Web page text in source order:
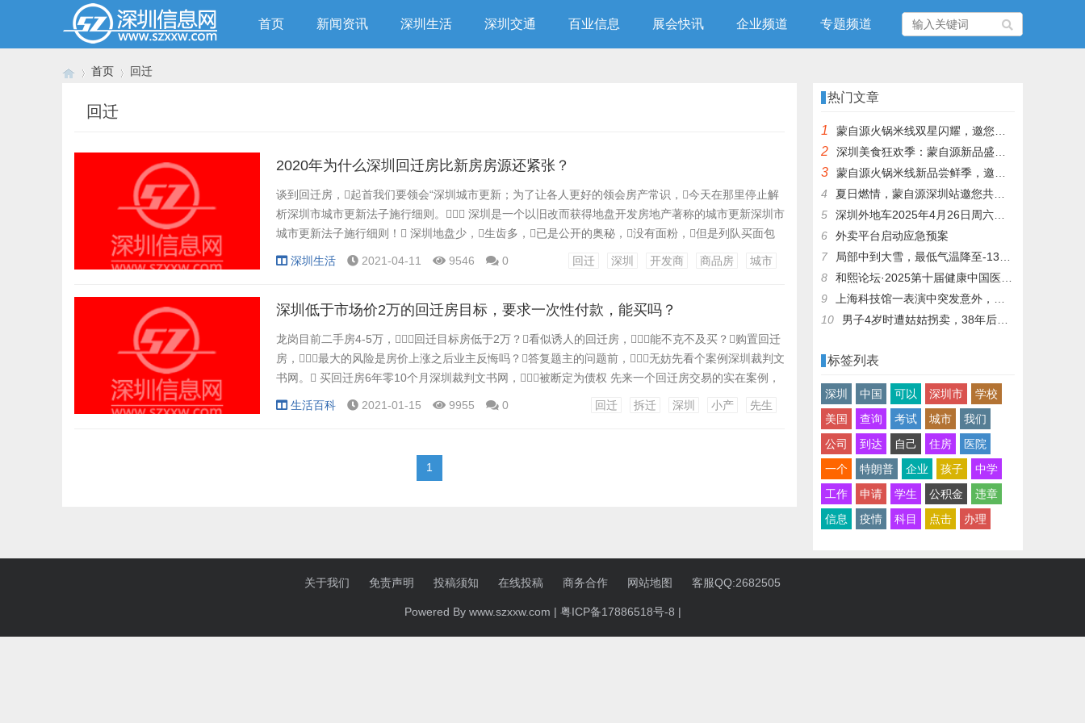
首页 新闻资讯 深圳生活 深圳交通 百业信息 展会快讯 企业频道 专题频道
首页 回迁
回迁
2020年为什么深圳回迁房比新房房源还紧张？
谈到回迁房，起首我们要领会“深圳城市更新；为了让各人更好的领会房产常识，今天在那里停止解
析深圳市城市更新法子施行细则。 深圳是一个以旧改而获得地盘开发房地产著称的城市更新深圳市
城市更新法子施行细则！ 深圳地盘少，生齿多，已是公开的奥秘，没有面粉，但是列队买面包
的人却良多深圳市城市更新法子施行细则。政府不供给地盘，怎么卖面包给列队的人呢。旧
深圳生活 2021-04-11 9546 0 回迁 深圳 开发商 商品房 城市
深圳低于市场价2万的回迁房目标，要求一次性付款，能买吗？
龙岗目前二手房4-5万，回迁目标房低于2万？看似诱人的回迁房，能不克不及买？购置回迁
房，最大的风险是房价上涨之后业主反悔吗？答复题主的问题前，无妨先看个案例深圳裁判文
书网。 买回迁房6年零10个月深圳裁判文书网，被断定为债权 先来一个回迁房交易的实在案例，
跨度6年零10个月深圳裁判文书网。 大冲村民郑先生因为旧改，能够获得933.315㎡的回迁房
生活百科 2021-01-15 9955 0 回迁 拆迁 深圳 小产 先生
1
热门文章
1 蒙自源火锅米线双星闪耀，邀您共享辣爽夏日盛宴！
2 深圳美食狂欢季：蒙自源新品盛宴邀您品尝
3
蒙自源火锅米线新品尝鲜季，邀您共享味蕾盛宴！
4
夏日燃情，蒙自源深圳站邀您共赴美食盛宴！
5
深圳外地车2025年4月26日周六限行吗
6
外卖平台启动应急预案
7
局部中到大雪，最低气温降至-13℃，济南今冬的第一场雪，或跟去年同一时间！
8
和熙论坛·2025第十届健康中国医药连锁发展论坛在泰州举办
9
上海科技馆一表演中突发意外，机器人从高处坠落摔毁
10
男子4岁时遭姑姑拐卖，38年后终回家认亲！聋哑父母苦寻多年，母亲已抱憾离世丨红星寻人
标签列表
深圳 中国 可以 深圳市
学校
美国
查询 考试 城市
我们
公司
到达 自己 住房
医院
一个
特朗普 企业 孩子
中学
工作
申请 学生 公积金
违章
信息
疫情 科目 点击 办理
关于我们 免责声明 投稿须知 在线投稿 商务合作 网站地图 客服QQ:2682505
Powered By www.szxxw.com | 粤ICP备17886518号-8 |